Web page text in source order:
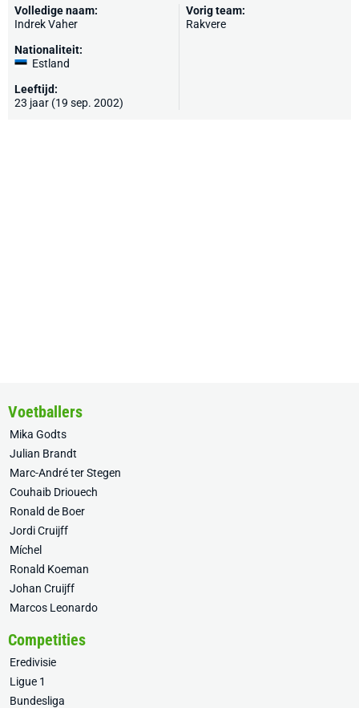
Volledige naam:
Indrek Vaher
Nationaliteit:
Estland
Leeftijd:
23 jaar (19 sep. 2002)
Vorig team:
Rakvere
Voetballers
Mika Godts
Julian Brandt
Marc-André ter Stegen
Couhaib Driouech
Ronald de Boer
Jordi Cruijff
Míchel
Ronald Koeman
Johan Cruijff
Marcos Leonardo
Competities
Eredivisie
Ligue 1
Bundesliga